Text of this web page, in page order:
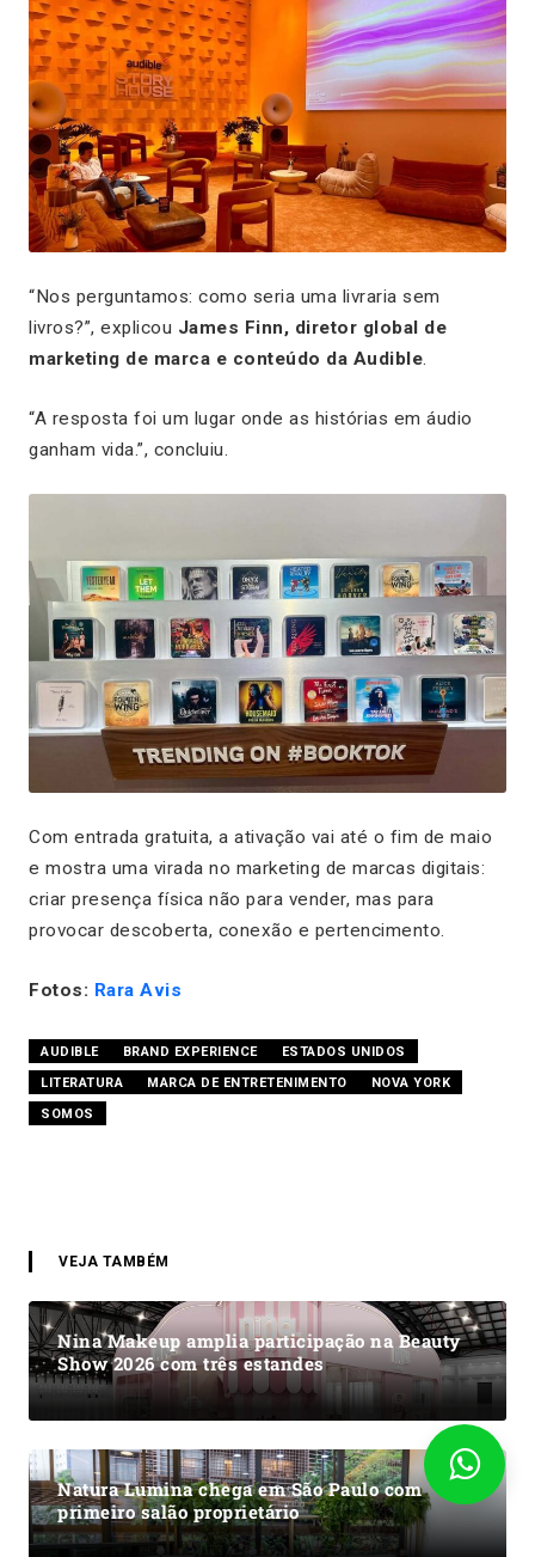
“Nos perguntamos: como seria uma livraria sem
livros?”, explicou James Finn, diretor global de
marketing de marca e conteúdo da Audible
“A resposta foi um lugar onde as histórias em áudio
ganham vida.”, concluiu.
Com entrada gratuita, a ativação vai até o fim de maio
e mostra uma virada no marketing de marcas digitais:
criar presença física não para vender, mas para
provocar descoberta, conexão e pertencimento.
Fotos: Rara Avis
AUDIBLE BRAND EXPERIENCE
ESTADOS UNIDOS
LITERATURA
MARCA DE ENTRETENIMENTO
NOVA YORK
SOMOS
VEJA TAMBÉM
Nina Makeup amplia participação na Beauty
Show 2026 com três estandes
Natura Lumina chega em São Paulo com
primeiro salão proprietário